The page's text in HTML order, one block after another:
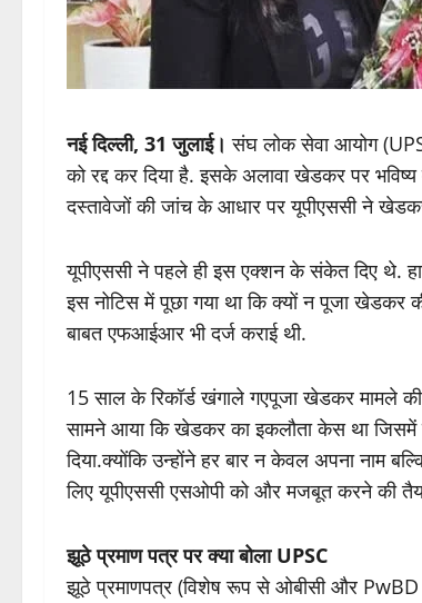
नई दिल्ली, 31 जुलाई। संघ लोक सेवा आयोग
को रद्द कर दिया है. इसके अलावा खेडकर पर भविष्य
दस्तावेजों की जांच के आधार पर यूपीएससी ने
यूपीएससी ने पहले ही इस एक्शन के संकेत दिए थे.
इस नोटिस में पूछा गया था कि क्यों न पूजा खेडकर
बाबत एफआईआर भी दर्ज कराई थी.
15 साल के रिकॉर्ड खंगाले गएपूजा खेडकर मामले
सामने आया कि खेडकर का इकलौता केस था जिसमें
दिया.क्योंकि उन्होंने हर बार न केवल अपना नाम
लिए यूपीएससी एसओपी को और मजबूत करने की
झूठे प्रमाण पत्र पर क्या बोला UPSC
​​झूठे प्रमाणपत्र (विशेष रूप से ओबीसी और PwBD